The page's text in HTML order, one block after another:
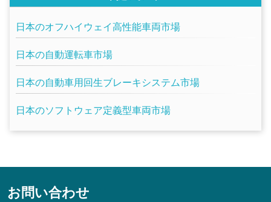
日本のオフハイウェイ高性能車両市場
日本の自動運転車市場
日本の自動車用回生ブレーキシステム市場
日本のソフトウェア定義型車両市場
お問い合わせ